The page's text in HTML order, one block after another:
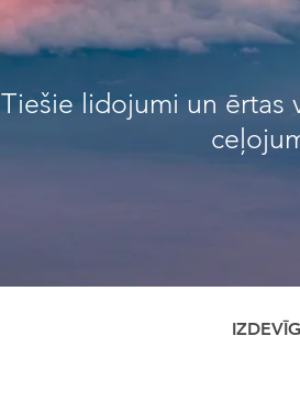
Tiešie lidojumi un ērtas